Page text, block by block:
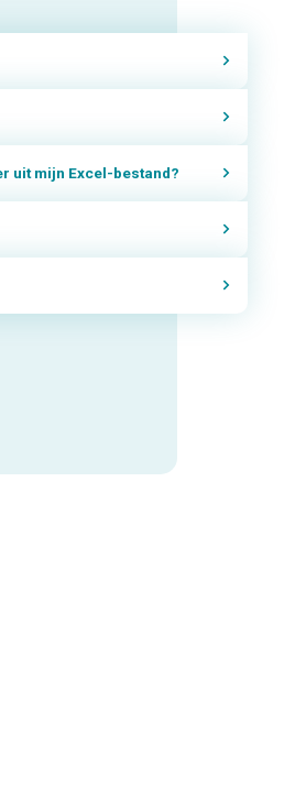
uit mijn Excel-bestand?